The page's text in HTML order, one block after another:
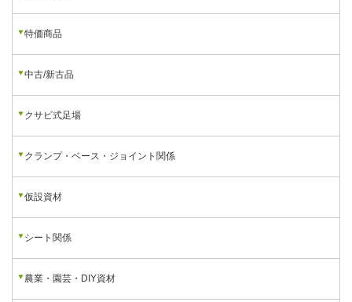
特価商品
中古/新古品
クサビ式足場
クランプ・ベース・ジョイント関係
仮設資材
シート関係
農業・園芸・DIY資材